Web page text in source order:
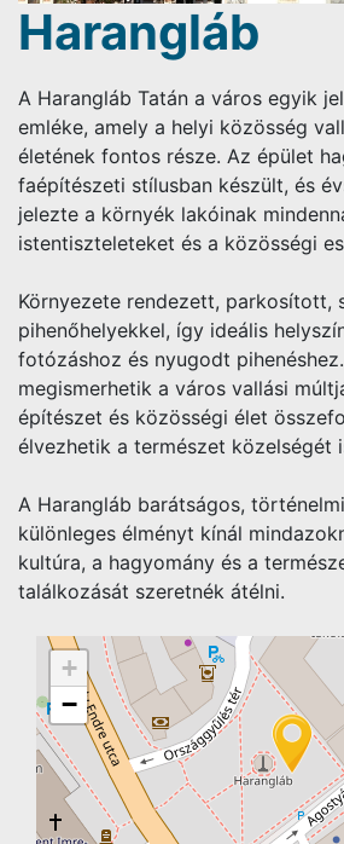
Harangláb
A Harangláb Tatán a város egyik
emléke, amely a helyi közösség
életének fontos része. Az épület
faépítészeti stílusban készült, és
jelezte a környék lakóinak
istentiszteleteket és a közösségi
Környezete rendezett, parkosított,
pihenőhelyekkel, így ideális
fotózáshoz és nyugodt
megismerhetik a város vallási
építészet és közösségi élet
élvezhetik a természet közelségét
A Harangláb barátságos,
különleges élményt kínál
kultúra, a hagyomány és a
találkozását szeretnék átélni.
+
−